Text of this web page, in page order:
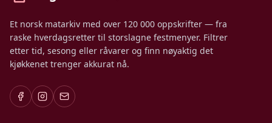
Et norsk matarkiv med over 120 000 oppskrifter — fra
raske hverdagsretter til storslagne festmenyer. Filtrer
etter tid, sesong eller råvarer og finn nøyaktig det
kjøkkenet trenger akkurat nå.